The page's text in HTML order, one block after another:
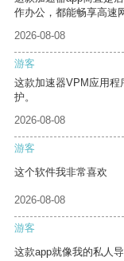
作办公，都能畅享高速
2026-08-08
游客
这款加速器VPM应用程
护。
2026-08-08
游客
这个软件我非常喜欢
2026-08-08
游客
这款app就像我的私人